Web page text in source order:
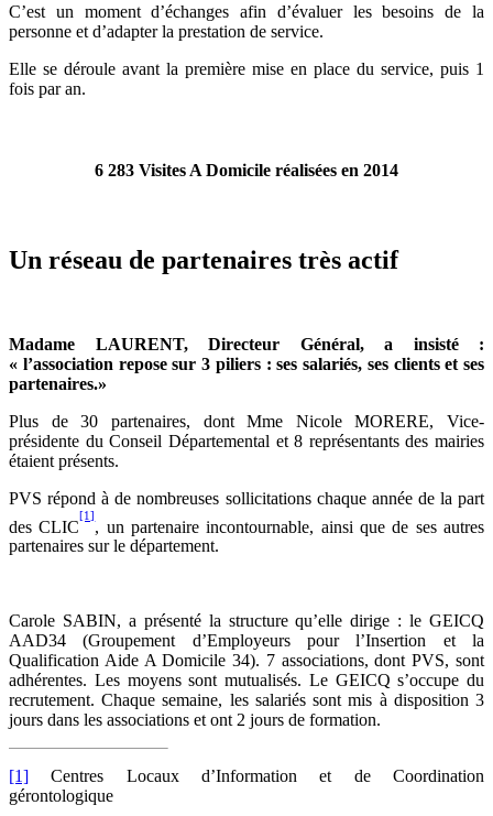
C’est un moment d’échanges afin d’évaluer les besoins de la
personne et d’adapter la prestation de service.
Elle se déroule avant la première mise en place du service, puis 1
fois par an.
6 283 Visites A Domicile réalisées en 2014
Un réseau de partenaires très actif
Madame LAURENT, Directeur Général, a insisté :
« l’association repose sur 3 piliers : ses salariés, ses clients et ses
partenaires.»
Plus de 30 partenaires, dont Mme Nicole MORERE, Vice-
présidente du Conseil Départemental et 8 représentants des mairies
étaient présents.
PVS répond à de nombreuses sollicitations chaque année de la part
des CLIC
[1]
, un partenaire incontournable, ainsi que de ses autres
partenaires sur le département.
Carole SABIN, a présenté la structure qu’elle dirige : le GEICQ
AAD34 (Groupement d’Employeurs pour l’Insertion et la
Qualification Aide A Domicile 34). 7 associations, dont PVS, sont
adhérentes. Les moyens sont mutualisés. Le GEICQ s’occupe du
recrutement. Chaque semaine, les salariés sont mis à disposition 3
jours dans les associations et ont 2 jours de formation.
[1]
Centres Locaux d’Information et de Coordination
gérontologique